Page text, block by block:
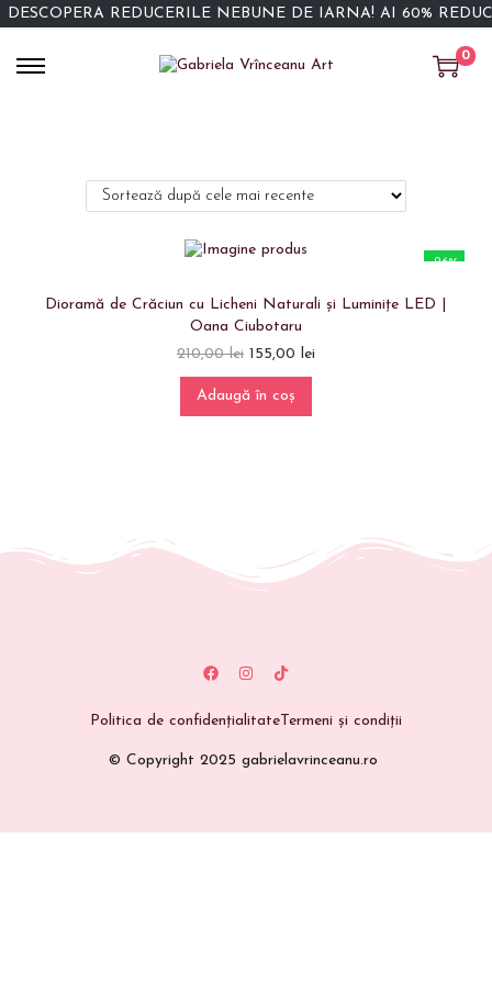
DESCOPERĂ REDUCERILE NEBUNE DE IARNĂ! AI 60%
0
-26%
Dioramă de Crăciun cu Licheni Naturali și Luminițe LED |
Oana Ciubotaru
210,00lei 155,00 lei
Adaugă în coș
Politica de confidențialitate Termeni și condiții
© Copyright 2025 gabrielavrinceanu.ro